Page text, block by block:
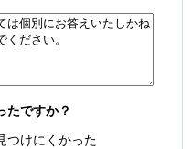
たですか？
つけにくかった